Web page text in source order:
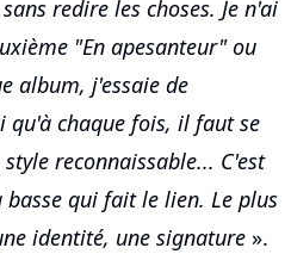
redire les choses. Je n'ai
"En apesanteur" ou
album, j'essaie de
qu'à chaque fois, il faut se
reconnaissable... C'est
qui fait le lien. Le plus
identité, une signature ».